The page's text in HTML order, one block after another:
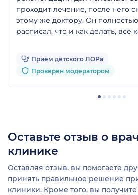
проходит лечение, после него
этому же доктору. Он
расписал, что и как делать, всё
Прием детского ЛОРа
Проверен модератором
Оставьте отзыв о
клинике
Оставляя отзыв, вы помогаете
принять правильное решение
клиники. Кроме того, вы получите